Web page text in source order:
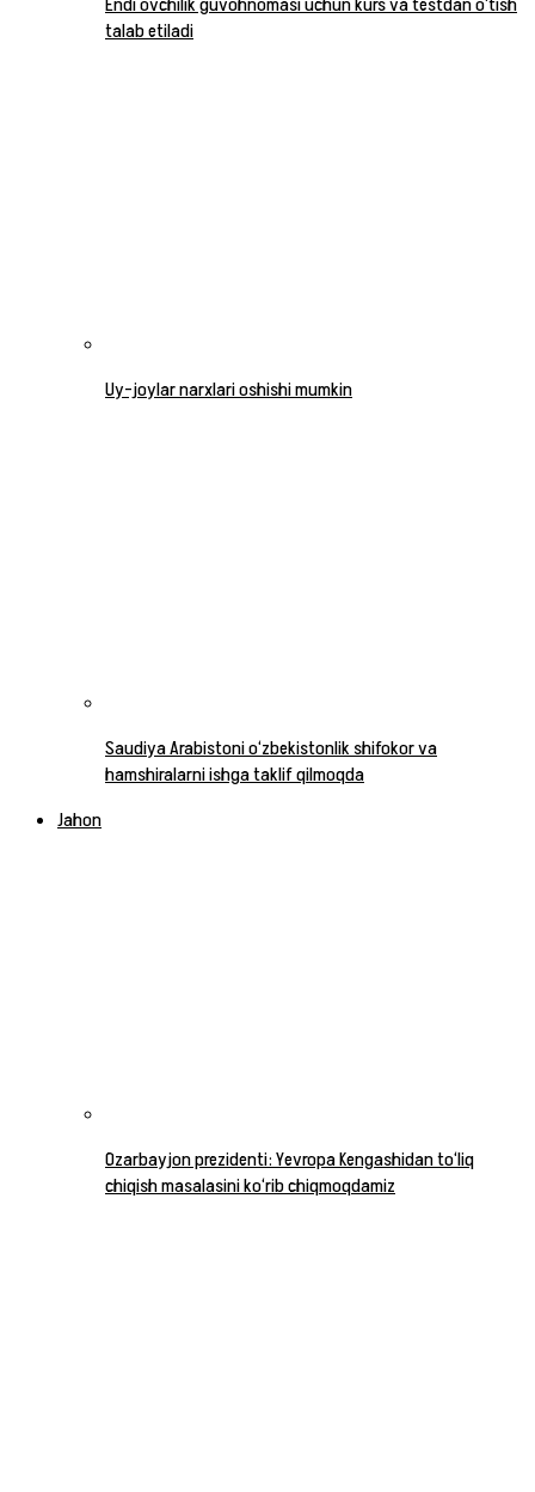
Endi ovchilik guvohnomasi uchun kurs va testdan o‘tish
talab etiladi
Uy-joylar narxlari oshishi mumkin
Saudiya Arabistoni o‘zbekistonlik shifokor va
hamshiralarni ishga taklif qilmoqda
Jahon
Ozarbayjon prezidenti: Yevropa Kengashidan to‘liq
chiqish masalasini ko‘rib chiqmoqdamiz